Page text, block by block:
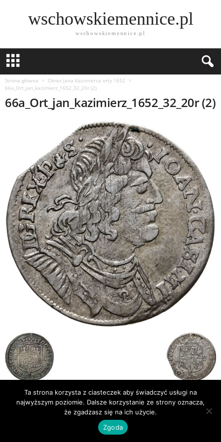
wschowskiemennice.pl
wschowskiemennice.pl
Strona główna
Okres Jana Kazimierza orty 1652
66a_Ort_jan_kazimierz_1652_32_20r (2)
66a_Ort_jan_kazimierz_1652_32_20r (2)
Publikacje
Bibliografia
© Newsmag WordPress Theme by TagDiv
Ta strona korzysta z ciasteczek aby świadczyć usługi na
najwyższym poziomie. Dalsze korzystanie ze strony oznacza,
że zgadzasz się na ich użycie.
Zgoda